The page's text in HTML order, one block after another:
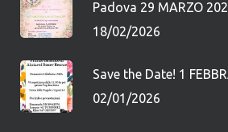
Padova 29 MARZO
18/02/2026
Save the Date! 1
02/01/2026